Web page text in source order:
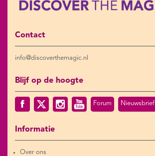
Contact
info@discoverthemagic.nl
Blijf op de hoogte
Forum Nieuwsbrief
Informatie
Over ons